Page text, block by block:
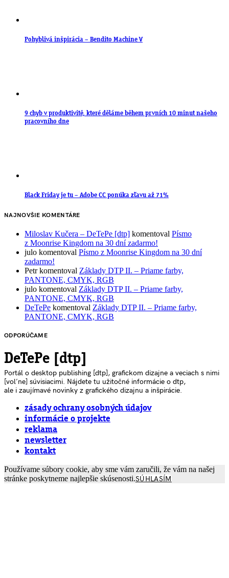
Pohyblivá inšpirácia – Bendito Machine V
9 chyb v produktivitě, které děláme během prvních 10 minut našeho
pracovního dne
Black Friday je tu – Adobe CC ponúka zľavu až 71%
NAJNOVŠIE KOMENTÁRE
Miloslav Kučera – DeTePe [dtp] komentoval Písmo
z Moonrise Kingdom na 30 dní zadarmo!
julo komentoval Písmo z Moonrise Kingdom na 30 dní
zadarmo!
Petrkomentoval Základy DTP II. – Priame farby,
PANTONE, CMYK, RGB
julo komentoval Základy DTP II. – Priame farby,
PANTONE, CMYK, RGB
DeTePe komentoval Základy DTP II. – Priame farby,
PANTONE, CMYK, RGB
ODPORÚČAME
DeTePe [dtp]
Portál o desktop publishing [dtp], grafickom dizajne a veciach s nimi
[voľne] súvisiacimi. Nájdete tu užitočné informácie o dtp,
ale i zaujímavé novinky z grafického dizajnu a inšpirácie.
zásady ochrany osobných údajov
informácie o projekte
reklama
newsletter
kontakt
Používame súbory cookie, aby sme vám zaručili, že vám na našej
stránke poskytneme najlepšie skúsenosti.SÚHLASÍM